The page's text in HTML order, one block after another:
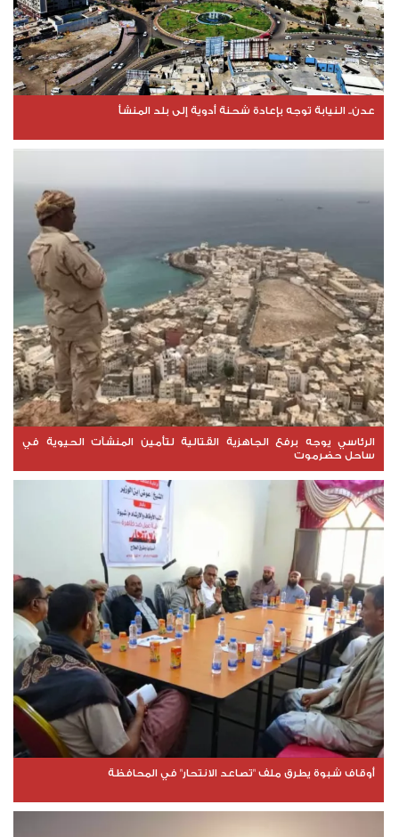
عدن.. النيابة توجه بإعادة شحنة أدوية إلى بلد المنشأ
الرئاسي يوجه برفع الجاهزية القتالية لتأمين المنشآت الحيوية في
ساحل حضرموت
أوقاف شبوة يطرق ملف "تصاعد الانتحار" في المحافظة